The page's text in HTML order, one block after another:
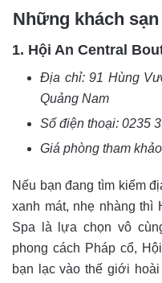
Những khách
1. Hội An Central
Địa chỉ:91 Hùng
Quảng Nam
Số điện thoại: 0235
Giá phòng tham
Nếu bạn đang tìm kiếm
xanh mát, nhẹ nhàng thì
Spa là lựa chọn vô
phong cách Pháp cổ,
bạn lạc vào thế giới